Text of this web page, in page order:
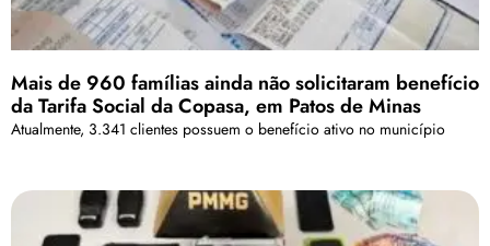
Mais de 960 famílias ainda não solicitaram benefício
da Tarifa Social da Copasa, em Patos de Minas
Atualmente, 3.341 clientes possuem o benefício ativo no município